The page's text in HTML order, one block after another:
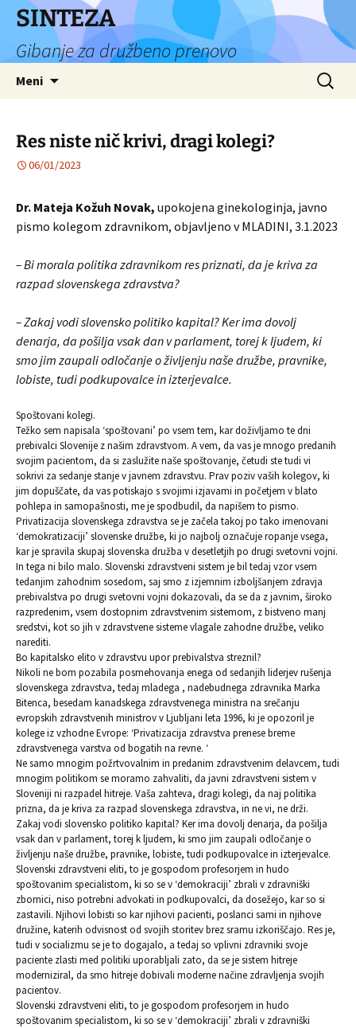
Preskoči
vsebino
SINTEZA
Gibanje za družbeno prenovo
Meni Išči:
Res niste nič krivi, dragi kolegi?
06/01/2023
Dr. Mateja Kožuh Novak, upokojena ginekologinja, javno
pismo kolegom zdravnikom, objavljeno v MLADINI, 3.1.2023
– Bi morala politika zdravnikom res priznati, da je kriva za
razpad slovenskega zdravstva?
– Zakaj vodi slovensko politiko kapital? Ker ima dovolj
denarja, da pošilja vsak dan v parlament, torej k ljudem, ki
smo jim zaupali odločanje o življenju naše družbe, pravnike,
lobiste, tudi podkupovalce in izterjevalce.
Spoštovani kolegi.
Težko sem napisala ‘spoštovani’ po vsem tem, kar doživljamo te dni
prebivalci Slovenije z našim zdravstvom. A vem, da vas je mnogo predanih
svojim pacientom, da si zaslužite naše spoštovanje, četudi ste tudi vi
sokrivi za sedanje stanje v javnem zdravstvu. Prav poziv vaših kolegov, ki
jim dopuščate, da vas potiskajo s svojimi izjavami in početjem v blato
pohlepa in samopašnosti, me je spodbudil, da napišem to pismo.
Privatizacija slovenskega zdravstva se je začela takoj po tako imenovani
‘demokratizaciji’ slovenske družbe, ki jo najbolj označuje ropanje vsega,
kar je spravila skupaj slovenska družba v desetletjih po drugi svetovni vojni.
In tega ni bilo malo. Slovenski zdravstveni sistem je bil tedaj vzor vsem
tedanjim zahodnim sosedom, saj smo z izjemnim izboljšanjem zdravja
prebivalstva po drugi svetovni vojni dokazovali, da se da z javnim, široko
razpredenim, vsem dostopnim zdravstvenim sistemom, z bistveno manj
sredstvi, kot so jih v zdravstvene sisteme vlagale zahodne družbe, veliko
narediti.
Bo kapitalsko elito v zdravstvu upor prebivalstva streznil?
Nikoli ne bom pozabila posmehovanja enega od sedanjih liderjev rušenja
slovenskega zdravstva, tedaj mladega , nadebudnega zdravnika Marka
Bitenca, besedam kanadskega zdravstvenega ministra na srečanju
evropskih zdravstvenih ministrov v Ljubljani leta 1996, ki je opozoril je
kolege iz vzhodne Evrope: ‘Privatizacija zdravstva prenese breme
zdravstvenega varstva od bogatih na revne. ‘
Ne samo mnogim požrtvovalnim in predanim zdravstvenim delavcem, tudi
mnogim politikom se moramo zahvaliti, da javni zdravstveni sistem v
Sloveniji ni razpadel hitreje. Vaša zahteva, dragi kolegi, da naj politika
prizna, da je kriva za razpad slovenskega zdravstva, in ne vi, ne drži.
Zakaj vodi slovensko politiko kapital? Ker ima dovolj denarja, da pošilja
vsak dan v parlament, torej k ljudem, ki smo jim zaupali odločanje o
življenju naše družbe, pravnike, lobiste, tudi podkupovalce in izterjevalce.
Slovenski zdravstveni eliti, to je gospodom profesorjem in hudo
spoštovanim specialistom, ki so se v ‘demokraciji’ zbrali v zdravniški
zbornici, niso potrebni advokati in podkupovalci, da dosežejo, kar so si
zastavili. Njihovi lobisti so kar njihovi pacienti, poslanci sami in njihove
družine, katerih odvisnost od svojih storitev brez sramu izkoriščajo. Res je,
tudi v socializmu se je to dogajalo, a tedaj so vplivni zdravniki svoje
paciente zlasti med politiki uporabljali zato, da se je sistem hitreje
moderniziral, da smo hitreje dobivali moderne načine zdravljenja svojih
pacientov.
Slovenski zdravstveni eliti, to je gospodom profesorjem in hudo
spoštovanim specialistom, ki so se v ‘demokraciji’ zbrali v zdravniški